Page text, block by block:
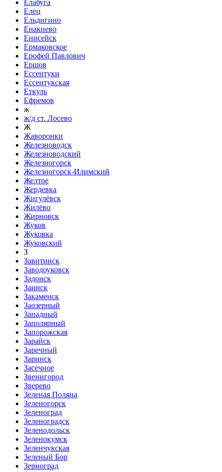
Елабуга
Елец
Ельдигино
Енакиево
Енисейск
Ермаковское
Ерофей Павлович
Ершов
Ессентуки
Ессентукская
Еткуль
Ефремов
ж
ж/д ст. Лосево
Ж
Жаворонки
Железноводск
Железноводский
Железногорск
Железногорск-Илимский
Желтое
Жердевка
Жигулёвск
Жилёво
Жирновск
Жуков
Жуковка
Жуковский
З
Завитинск
Заводоуковск
Задонск
Заинск
Закаменск
Заозерный
Западный
Заполярный
Запорожская
Зарайск
Заречный
Заринск
Засечное
Звенигород
Зверево
Зеленая Поляна
Зеленогорск
Зеленоград
Зеленоградск
Зеленодольск
Зеленокумск
Зеленчукская
Зеленый Бор
Зерноград